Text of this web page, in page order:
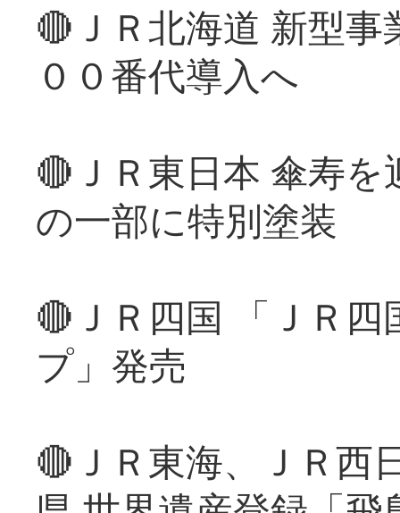
🔴ＪＲ北海道 新型
００番代導入へ
🔴ＪＲ東日本 傘寿
の一部に特別塗装
🔴ＪＲ四国 「ＪＲ
プ」発売
🔴ＪＲ東海、ＪＲ西